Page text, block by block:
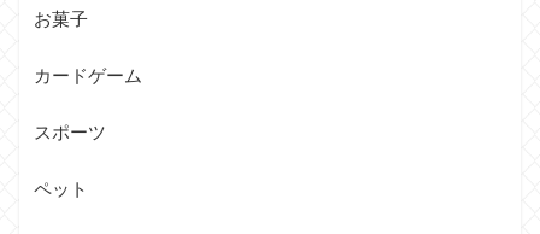
お菓子
カードゲーム
スポーツ
ペット